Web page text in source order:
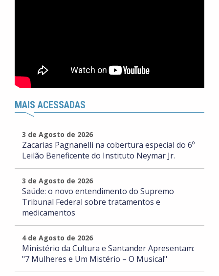
MAIS ACESSADAS
3 de Agosto de 2026
Zacarias Pagnanelli na cobertura especial do 6º
Leilão Beneficente do Instituto Neymar Jr.
3 de Agosto de 2026
Saúde: o novo entendimento do Supremo
Tribunal Federal sobre tratamentos e
medicamentos
4 de Agosto de 2026
Ministério da Cultura e Santander Apresentam:
"7 Mulheres e Um Mistério – O Musical"